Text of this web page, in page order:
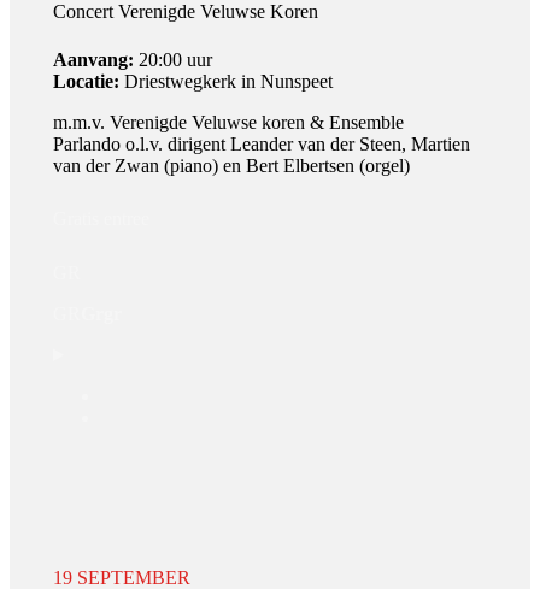
Concert Verenigde Veluwse Koren
Aanvang: 20:00 uur
Locatie: Driestwegkerk in Nunspeet
m.m.v. Verenigde Veluwse koren & Ensemble
Parlando o.l.v. dirigent Leander van der Steen, Martien
van der Zwan (piano) en Bert Elbertsen (orgel)
19 SEPTEMBER